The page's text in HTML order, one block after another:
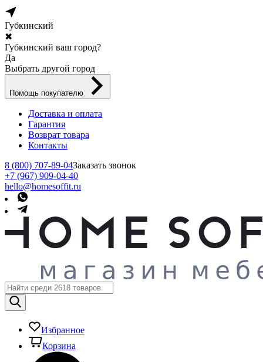
Губкинский
✖
Губкинский ваш город?
Да
Выбрать другой город
Помощь покупателю
Доставка и оплата
Гарантия
Возврат товара
Контакты
8 (800) 707-89-04Заказать звонок
+7 (967) 909-04-40
hello@homesoffit.ru
Избранное
Корзина